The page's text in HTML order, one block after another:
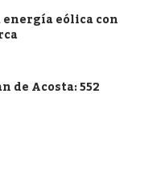
eólica con
de Acosta: 552